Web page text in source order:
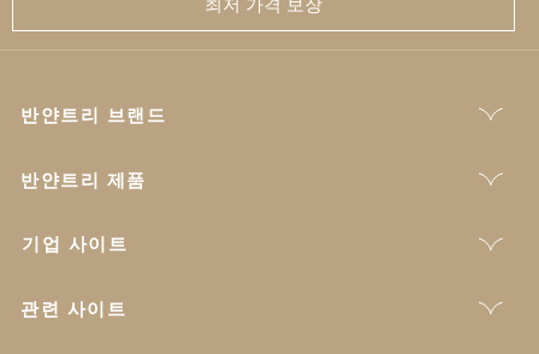
반얀트리 브랜드
반얀트리 제품
기업 사이트
관련 사이트